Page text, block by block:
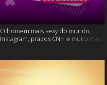
O homem mais sexy do mundo,
Instagram, prazos CNH e muito mais!